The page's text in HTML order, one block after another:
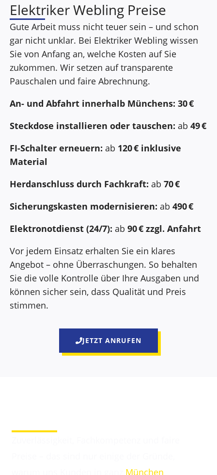
Elektriker Webling Preise
Gute Arbeit muss nicht teuer sein – und schon
gar nicht unklar. Bei Elektriker Webling wissen
Sie von Anfang an, welche Kosten auf Sie
zukommen. Wir setzen auf transparente
Pauschalen und faire Abrechnung.
An- und Abfahrt innerhalb Münchens: 30 €
Steckdose installieren oder tauschen: ab 49 €
FI-Schalter erneuern: ab 120 € inklusive
Material
Herdanschluss durch Fachkraft: ab 70 €
Sicherungskasten modernisieren: ab 490 €
Elektronotdienst (24/7): ab 90 € zzgl. Anfahrt
Vor jedem Einsatz erhalten Sie ein klares
Angebot – ohne Überraschungen. So behalten
Sie die volle Kontrolle über Ihre Ausgaben und
können sicher sein, dass Qualität und Preis
stimmen.
JETZT ANRUFEN
München